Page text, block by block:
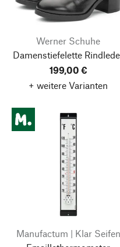
Werner Schuhe
Damenstiefelette
199,00 €
+ weitere Varianten
Manufactum | Klar Seifen